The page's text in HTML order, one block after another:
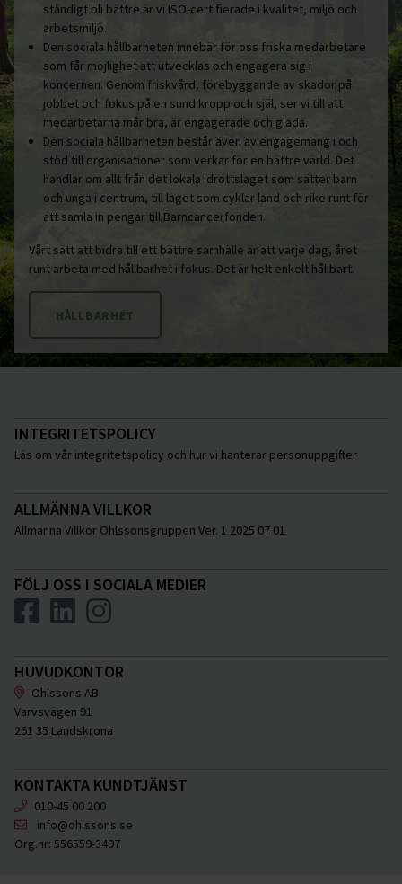
ständigt bli bättre är vi ISO-certifierade i kvalitet, miljö och
arbetsmiljö.
Den sociala hållbarheten innebär för oss friska medarbetare
som får möjlighet att utvecklas och engagera sig i
koncernen. Genom friskvård, förebyggande av skador på
jobbet och fokus på en sund kropp och själ, ser vi till att
medarbetarna mår bra, är engagerade och glada.
Den sociala hållbarheten består även av engagemang i och
stöd till organisationer som verkar för en bättre värld. Det
handlar om allt från det lokala idrottslaget som sätter barn
och unga i centrum, till laget som cyklar land och rike runt för
att samla in pengar till Barncancerfonden.
Vårt sätt att bidra till ett bättre samhälle är att varje dag, året
runt arbeta med hållbarhet i fokus. Det är helt enkelt hållbart.
HÅLLBARHET
INTEGRITETSPOLICY
Läs om vår integritetspolicy och hur vi hanterar personuppgifter
ALLMÄNNA VILLKOR
Allmänna Villkor Ohlssonsgruppen Ver. 1 2025 07 01
FÖLJ OSS I SOCIALA MEDIER
HUVUDKONTOR
Ohlssons AB
Varvsvägen 91
261 35 Landskrona
KONTAKTA KUNDTJÄNST
010-45 00 200
info@ohlssons.se
Org.nr: 556559-3497